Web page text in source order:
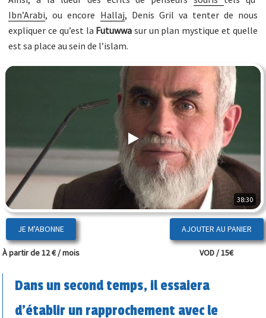
Ibn’Arabi, ou encore Hallaj, Denis Gril va tenter de nous
expliquer ce qu’est la Futuwwa sur un plan mystique et quelle
est sa place au sein de l’islam.
38:30
JE M'ABONNE
À partir de 12 € / mois VOD / 15€
Dans un second temps, il essaiera
d’établir un rapprochement avec le